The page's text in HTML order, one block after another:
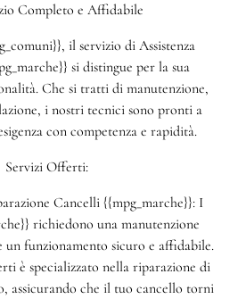
Completo e Affidabile
il servizio di Assistenza
si distingue per la sua
Che si tratti di manutenzione,
i nostri tecnici sono pronti a
con competenza e rapidità.
Servizi Offerti:
Cancelli {{mpg_marche}}: I
richiedono una manutenzione
funzionamento sicuro e affidabile.
è specializzato nella riparazione di
assicurando che il tuo cancello torni